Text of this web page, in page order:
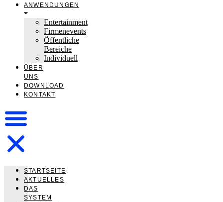
ANWENDUNGEN
Entertainment
Firmenevents
Öffentliche
Bereiche
Individuell
ÜBER
UNS
DOWNLOAD
KONTAKT
STARTSEITE
AKTUELLES
DAS
SYSTEM